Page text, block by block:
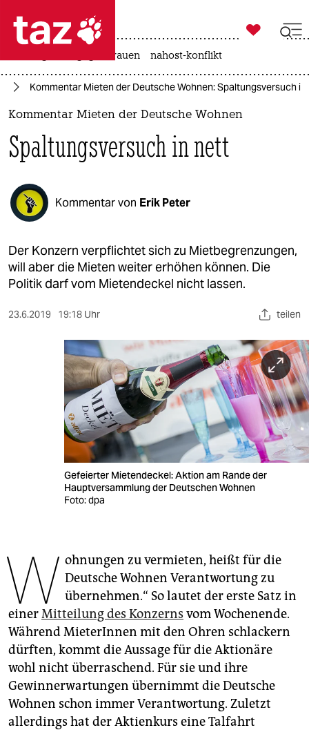
 taz zahl ich
taz zahl ich
politik
öko
gesellschaft
kultur
sport
berlin
wahrheit
veranstaltungen
abo
genossenschaft
epaper login

taz zahl ich
gewalt gegen frauen nahost-konflikt
Kommentar Mieten der Deutsche Wohnen: Spaltungsversuch
Kommentar Mieten der Deutsche Wohnen
Spaltungsversuch in nett
Kommentar von Erik Peter
Der Konzern verpflichtet sich zu Mietbegrenzungen,
will aber die Mieten weiter erhöhen können. Die
Politik darf vom Mietendeckel nicht lassen.
23.6.2019 19:18 Uhr teilen
Gefeierter Mietendeckel: Aktion am Rande der
Hauptversammlung der Deutschen Wohnen
Foto: dpa
W ohnungen zu vermieten, heißt für die
Deutsche Wohnen Verantwortung zu
übernehmen.“ So lautet der erste Satz in
einerMitteilung des Konzerns vom Wochenende.
Während MieterInnen mit den Ohren schlackern
dürften, kommt die Aussage für die Aktionäre
wohl nicht überraschend. Für sie und ihre
Gewinnerwartungen übernimmt die Deutsche
Wohnen schon immer Verantwortung. Zuletzt
allerdings hat der Aktienkurs eine Talfahrt